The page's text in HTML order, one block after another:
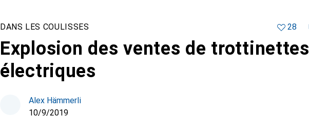
DANS LES COULISSES 28
Explosion des ventes de trottinettes
électriques
Alex Hämmerli
10/9/2019